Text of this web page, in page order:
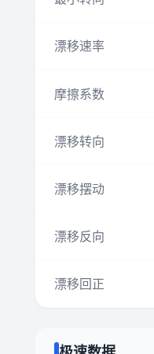
漂移速率
摩擦系数
漂移转向
漂移摆动
漂移反向
漂移回正